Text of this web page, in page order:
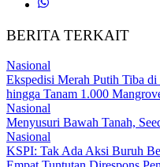
BERITA TERKAIT
Nasional
Ekspedisi Merah Putih Tiba
hingga Tanam 1.000
Nasional
Menyusuri Bawah Tanah,
Nasional
KSPI: Tak Ada Aksi Buruh